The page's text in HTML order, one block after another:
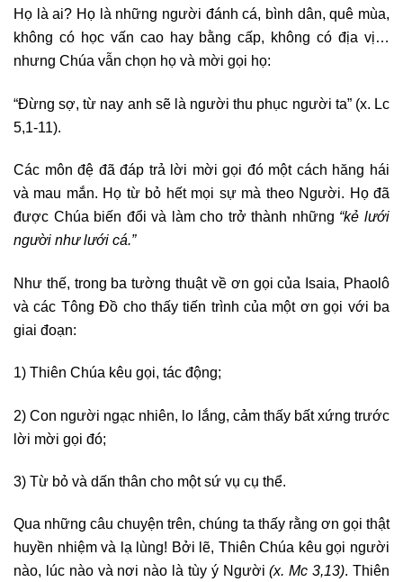
Họ là ai? Họ là những người đánh cá, bình dân, quê mùa,
không có học vấn cao hay bằng cấp, không có địa vị…
nhưng Chúa vẫn chọn họ và mời gọi họ:
“Đừng sợ, từ nay anh sẽ là người thu phục người ta” (x. Lc
5,1-11).
Các môn đệ đã đáp trả lời mời gọi đó một cách hăng hái
và mau mắn. Họ từ bỏ hết mọi sự mà theo Người. Họ đã
được Chúa biến đổi và làm cho trở thành những “kẻ lưới
người như lưới cá.”
Như thế, trong ba tường thuật về ơn gọi của Isaia, Phaolô
và các Tông Đồ cho thấy tiến trình của một ơn gọi với ba
giai đoạn:
1) Thiên Chúa kêu gọi, tác động;
2) Con người ngạc nhiên, lo lắng, cảm thấy bất xứng trước
lời mời gọi đó;
3) Từ bỏ và dấn thân cho một sứ vụ cụ thể.
Qua những câu chuyện trên, chúng ta thấy rằng ơn gọi thật
huyền nhiệm và lạ lùng! Bởi lẽ, Thiên Chúa kêu gọi người
nào, lúc nào và nơi nào là tùy ý Người (x. Mc 3,13). Thiên